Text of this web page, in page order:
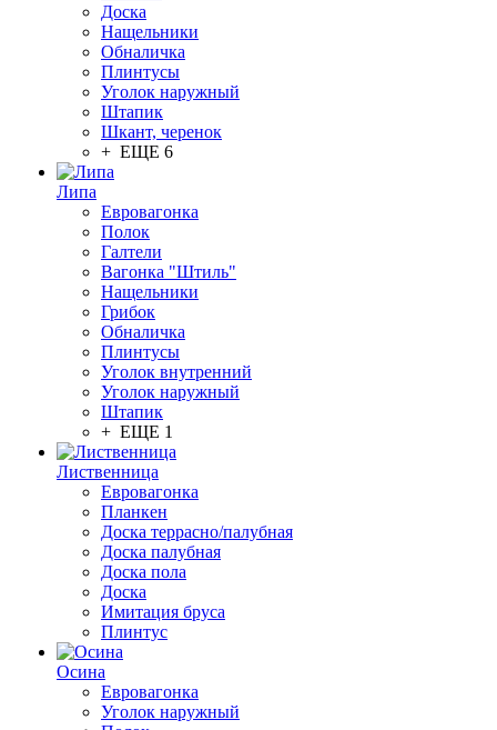
Доска
Нащельники
Обналичка
Плинтусы
Уголок наружный
Штапик
Шкант, черенок
+ ЕЩЕ 6
Липа
Евровагонка
Полок
Галтели
Вагонка "Штиль"
Нащельники
Грибок
Обналичка
Плинтусы
Уголок внутренний
Уголок наружный
Штапик
+ ЕЩЕ 1
Лиственница
Евровагонка
Планкен
Доска террасно/палубная
Доска палубная
Доска пола
Доска
Имитация бруса
Плинтус
Осина
Евровагонка
Уголок наружный